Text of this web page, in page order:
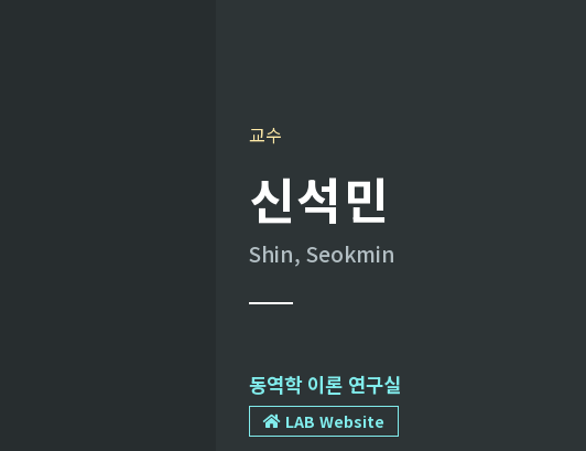
교수
신석민
Shin, Seokmin
동역학 이론 연구실
LAB Website